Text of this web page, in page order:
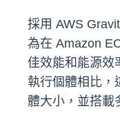
採用 AWS
為在 Amazon
佳效能和能源效
執行個體相比，
體大小，並搭載